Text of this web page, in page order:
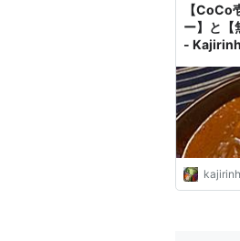
【CoCo
ー】と【
-